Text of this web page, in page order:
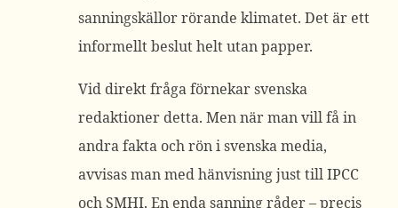
sanningskällor rörande klimatet. Det är ett
informellt beslut helt utan papper.
Vid direkt fråga förnekar svenska
redaktioner detta. Men när man vill få in
andra fakta och rön i svenska media,
avvisas man med hänvisning just till IPCC
och SMHI. En enda sanning råder – precis